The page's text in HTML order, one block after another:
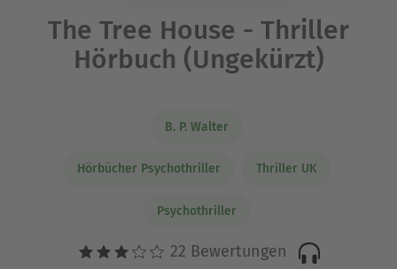
The Tree House - Thriller
Hörbuch (Ungekürzt)
B. P. Walter
Hörbücher Psychothriller Thriller UK
Psychothriller
22 Bewertungen